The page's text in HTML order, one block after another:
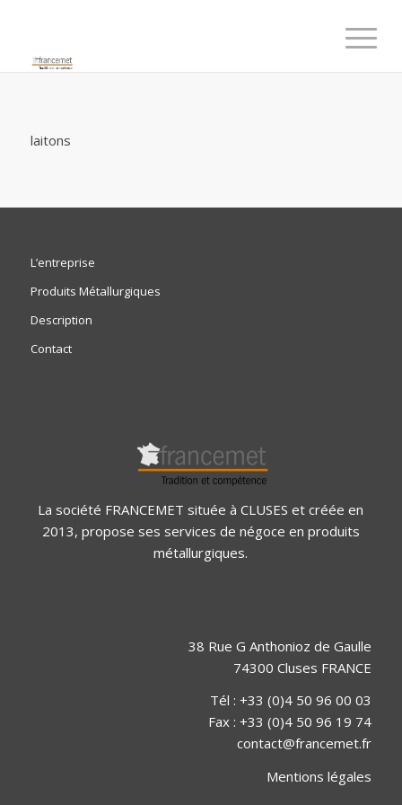
laitons
L’entreprise
Produits Métallurgiques
Description
Contact
La société FRANCEMET située à CLUSES et créée en
2013, propose ses services de négoce en produits
métallurgiques.
38 Rue G Anthonioz de Gaulle
74300 Cluses FRANCE
Tél : +33 (0)4 50 96 00 03
Fax : +33 (0)4 50 96 19 74
contact@francemet.fr
Mentions légales